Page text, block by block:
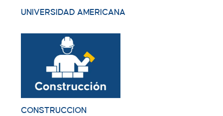
UNIVERSIDAD AMERICANA
CONSTRUCCION